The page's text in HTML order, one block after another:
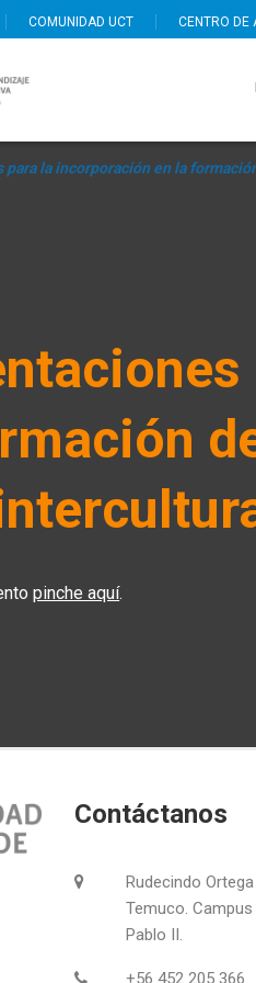
COMUNIDAD UCT CENTRO DE
para la incorporación en la
pinche aquí.
Contáctanos
Rudecindo
Temuco. Campus
Pablo II.
+56 452 205 366